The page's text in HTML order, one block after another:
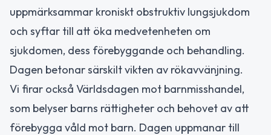
uppmärksammar kroniskt obstruktiv lungsjukdom
och syftar till att öka medvetenheten om
sjukdomen, dess förebyggande och behandling.
Dagen betonar särskilt vikten av rökavvänjning.
Vi firar också Världsdagen mot barnmisshandel,
som belyser barns rättigheter och behovet av att
förebygga våld mot barn. Dagen uppmanar till